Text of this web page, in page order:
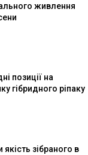
живлення
позиції на
гібридного ріпаку
зібраного в